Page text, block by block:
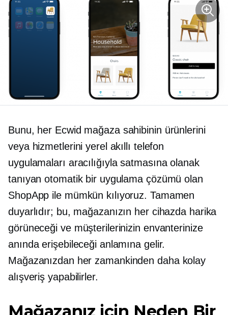
Bunu, her Ecwid mağaza sahibinin ürünlerini
veya hizmetlerini yerel akıllı telefon
uygulamaları aracılığıyla satmasına olanak
tanıyan otomatik bir uygulama çözümü olan
ShopApp ile mümkün kılıyoruz. Tamamen
duyarlıdır; bu, mağazanızın her cihazda harika
görüneceği ve müşterilerinizin envanterinize
anında erişebileceği anlamına gelir.
Mağazanızdan her zamankinden daha kolay
alışveriş yapabilirler.